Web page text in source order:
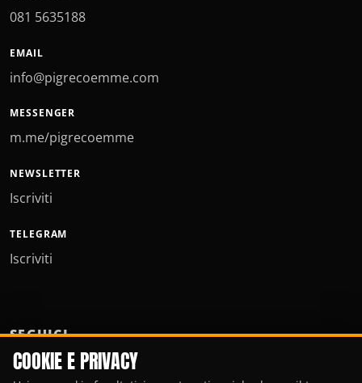
081 5635188
EMAIL
info@pigrecoemme.com
MESSENGER
m.me/pigrecoemme
NEWSLETTER
Iscriviti
TELEGRAM
Iscriviti
SEGUICI
COOKIE E PRIVACY